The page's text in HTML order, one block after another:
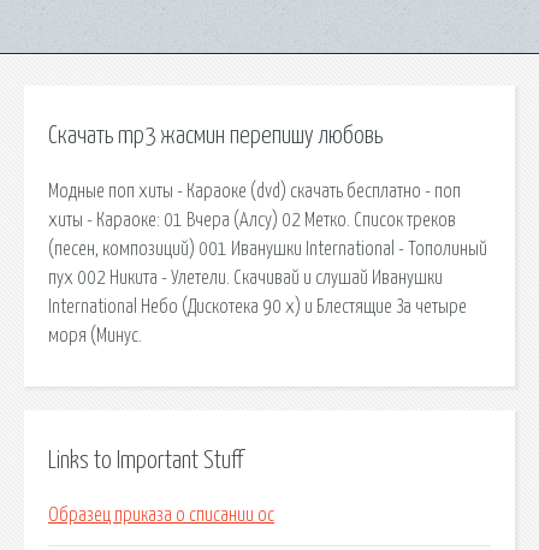
Скачать mp3 жасмин перепишу любовь
Модные поп хиты - Караоке (dvd) скачать бесплатно - поп
хиты - Караоке: 01 Вчера (Алсу) 02 Метко. Список треков
(песен, композиций) 001 Иванушки International - Тополиный
пух 002 Никита - Улетели. Скачивай и слушай Иванушки
International Небо (Дискотека 90 х) и Блестящие За четыре
моря (Минус.
Links to Important Stuff
Образец приказа о списании ос